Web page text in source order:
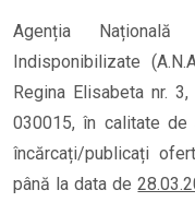
Agenția
Indisponibilizate
Regina Elisabeta nr.
030015, în calitate de
încărcați/publicați
până la data de